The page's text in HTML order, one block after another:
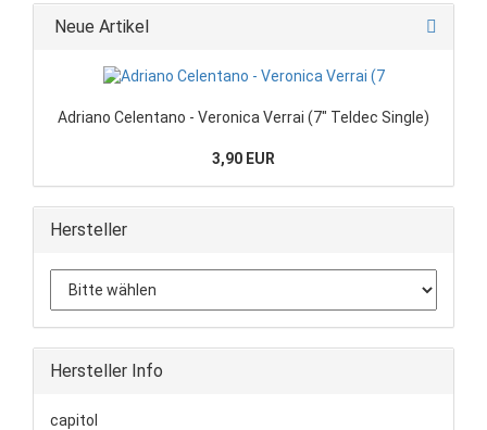
Neue Artikel
Adriano Celentano - Veronica Verrai (7" Teldec Single)
3,90 EUR
Hersteller
Hersteller Info
capitol